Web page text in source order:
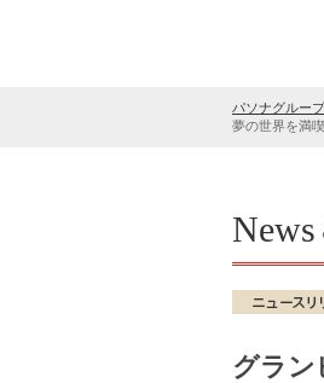
パソナグループ
夢の世界を満
グラン